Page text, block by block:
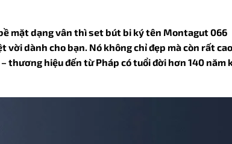
mặt dạng vân thì set bút bi ký tên Montagut 066
dành cho bạn. Nó không chỉ đẹp mà còn rất cao
hiệu đến từ Pháp có tuổi đời hơn 140 năm